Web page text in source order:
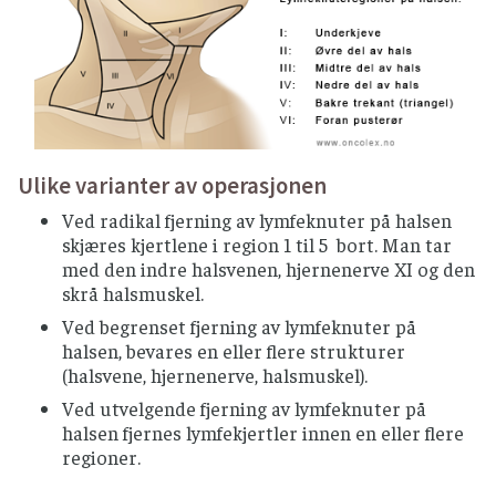
Ulike varianter av operasjonen
Ved radikal fjerning av lymfeknuter på halsen
skjæres kjertlene i region 1 til 5 bort. Man tar
med den indre halsvenen, hjernenerve XI og den
skrå halsmuskel.
Ved begrenset fjerning av lymfeknuter på
halsen, bevares en eller flere strukturer
(halsvene, hjernenerve, halsmuskel).
Ved utvelgende fjerning av lymfeknuter på
halsen fjernes lymfekjertler innen en eller flere
regioner.